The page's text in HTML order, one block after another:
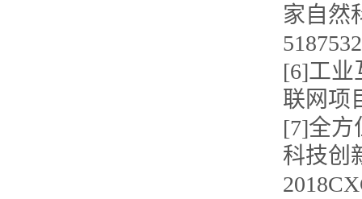
家自然
[6]工业
联网项
[7]全方
科技创